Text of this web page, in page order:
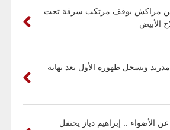
أمن مراكش يوقف مرتكب سرقة تحت
الأبيض
ويسجل ظهوره الأول بعد نهاية
الأضواء .. إبراهيم دياز يحتفل